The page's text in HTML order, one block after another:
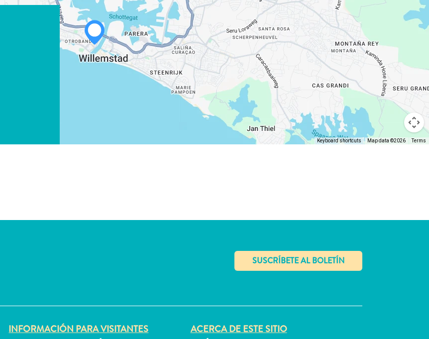
WHATSAPP
FACEBOOK
Keyboard shortcuts Map data ©2026 Terms
✕
INFORMACIÓN PARA VISITANTES ACERCA DE ESTE SITIO